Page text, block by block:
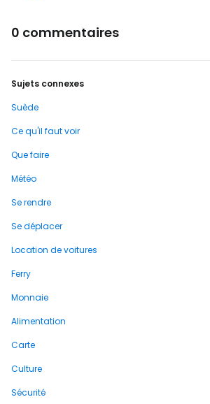
0 commentaires
Sujets connexes
Suède
Ce qu'il faut voir
Que faire
Météo
Se rendre
Se déplacer
Location de voitures
Ferry
Monnaie
Alimentation
Carte
Culture
Sécurité